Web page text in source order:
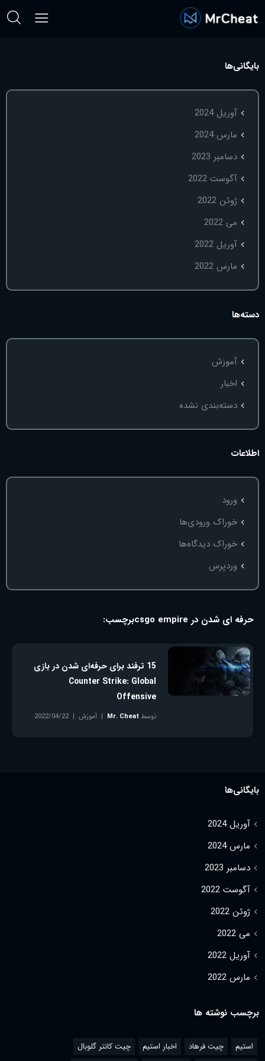
بایگانی‌ها
آوریل 2024
مارس 2024
دسامبر 2023
آگوست 2022
ژوئن 2022
می 2022
آوریل 2022
مارس 2022
دسته‌ها
آموزش
اخبار
دسته‌بندی نشده
اطلاعات
ورود
خوراک ورودی‌ها
خوراک دیدگاه‌ها
وردپرس
برچسب: حرفه ای شدن در csgo empire
15 ترفند برای حرفه‌ای شدن در بازی
Counter Strike: Global
Offensive
توسط Mr. Cheat آموزش
2022/04/22
بایگانی‌ها
آوریل 2024
مارس 2024
دسامبر 2023
آگوست 2022
ژوئن 2022
می 2022
آوریل 2022
مارس 2022
برچسب نوشته ها
استیم چیت فرهاد اخبار استیم
چیت کانتر گلوبال